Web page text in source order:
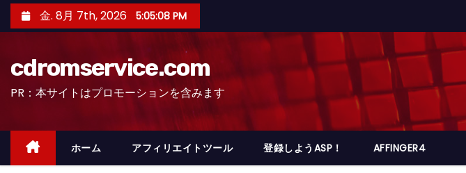
ン
ッ
金. 8月 7th, 2026 5:05:09 PM
cdromservice.com
PR：本サイトはプロモーションを含みます
ホーム アフィリエイトツール 登録しようASP！ AFFINGER4